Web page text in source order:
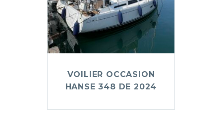
VOILIER OCCASION
HANSE 348 DE 2024